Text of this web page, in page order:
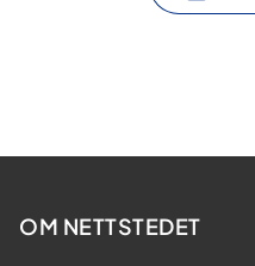
OM NETTSTEDET